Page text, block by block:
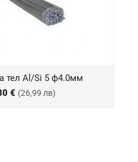
тел Al/Si 5 ф4.0мм
€ (26,99 лв)